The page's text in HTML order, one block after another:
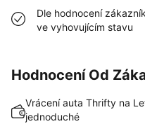
Dle hodnocení
ve vyhovujícím stavu
Hodnocení Od
Vrácení auta Thrifty na
jednoduché